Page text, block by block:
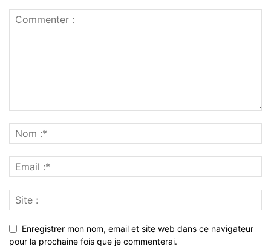
Enregistrer mon nom, email et site web dans ce navigateur
pour la prochaine fois que je commenterai.